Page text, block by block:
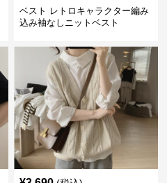
ベスト レトロキャラクター編み
込み袖なしニットベスト